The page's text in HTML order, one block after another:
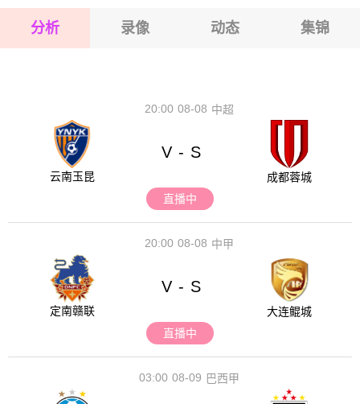
2026-08-17 【球会友谊】 赫拉克勒斯VS格罗宁根
分析 录像 动态 集锦
08-08
20:00 中超
云南玉昆
V - S
成都蓉城
直播中
08-08
20:00 中甲
定南赣联
V - S
大连鲲城
直播中
08-09
03:00 巴西甲